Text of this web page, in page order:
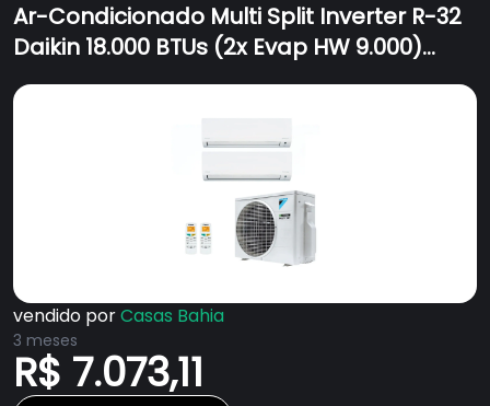
Ar-Condicionado Multi Split Inverter R-32
Daikin 18.000 BTUs (2x Evap HW 9.000)
Quente/Frio 220V
vendido porCasas Bahia
3 meses
R$ 7.073,11